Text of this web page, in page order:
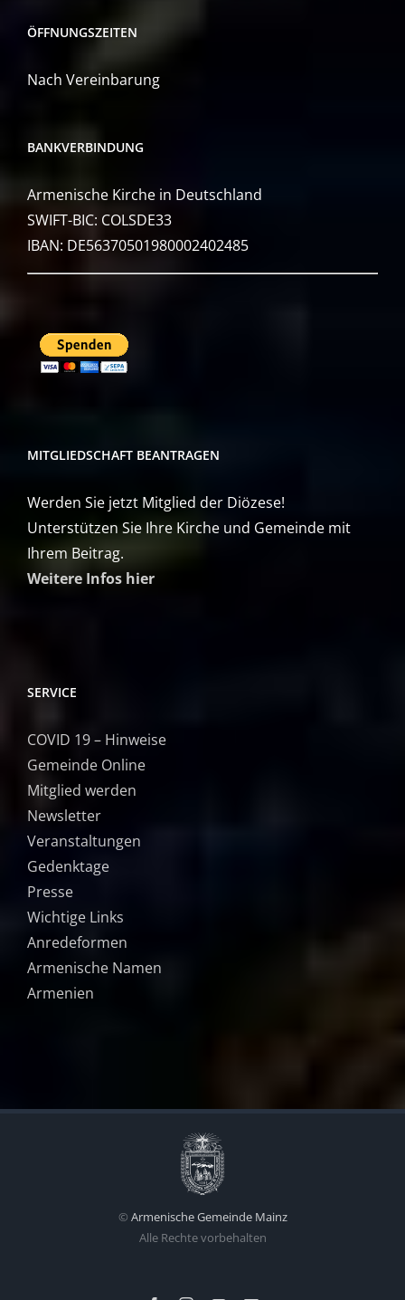
ÖFFNUNGSZEITEN
Nach Vereinbarung
BANKVERBINDUNG
Armenische Kirche in Deutschland
SWIFT-BIC: COLSDE33
IBAN: DE56370501980002402485
MITGLIEDSCHAFT BEANTRAGEN
Werden Sie jetzt Mitglied der Diözese!
Unterstützen Sie Ihre Kirche und Gemeinde mit
Ihrem Beitrag.
Weitere Infos hier
SERVICE
COVID 19 – Hinweise
Gemeinde Online
Mitglied werden
Newsletter
Veranstaltungen
Gedenktage
Presse
Wichtige Links
Anredeformen
Armenische Namen
Armenien
© Armenische Gemeinde Mainz
Alle Rechte vorbehalten